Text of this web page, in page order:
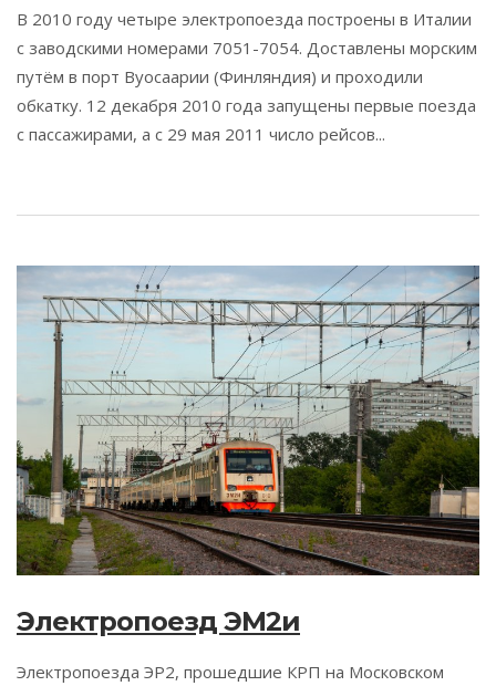
В 2010 году четыре электропоезда построены в Италии
с заводскими номерами 7051-7054. Доставлены морским
путём в порт Вуосаарии (Финляндия) и проходили
обкатку. 12 декабря 2010 года запущены первые поезда
с пассажирами, а с 29 мая 2011 число рейсов...
Электропоезд ЭМ2и
Электропоезда ЭР2, прошедшие КРП на Московском